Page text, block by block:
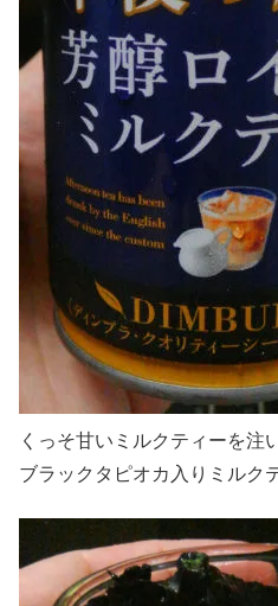
くっそ甘いミルクティーを注
ブラックタピオカ入りミルク